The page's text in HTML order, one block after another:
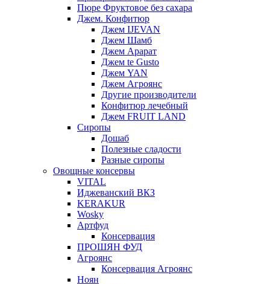
Пюре Фруктовое без сахара
Джем. Конфитюр
Джем IJEVAN
Джем Шамб
Джем Арарат
Джем te Gusto
Джем YAN
Джем Агроянс
Другие производители
Конфитюр лечебный
Джем FRUIT LAND
Сиропы
Дошаб
Полезные сладости
Разные сиропы
Овощные консервы
VITAL
Иджеванский ВКЗ
KERAKUR
Wosky
Артфуд
Консервация
ПРОШЯН ФУД
Агроянс
Консервация Агроянс
Ноян